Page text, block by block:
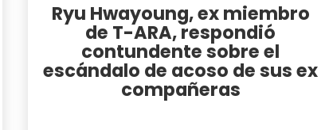
Ryu Hwayoung, ex miembro
de T-ARA, respondió
contundente sobre el
escándalo de acoso de sus ex
compañeras